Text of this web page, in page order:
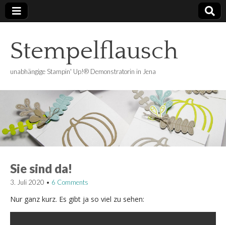
Stempelflausch
unabhängige Stampin' Up!® Demonstratorin in Jena
Sie sind da!
3. Juli 2020 • 6 Comments
Nur ganz kurz. Es gibt ja so viel zu sehen: